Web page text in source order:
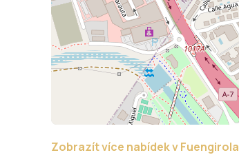
Zobrazít více nabídek v Fuengirola